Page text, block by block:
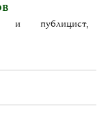
и публицист,